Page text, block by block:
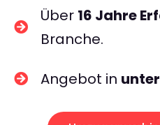
Über 16 Jahre
Branche.
Angebot in